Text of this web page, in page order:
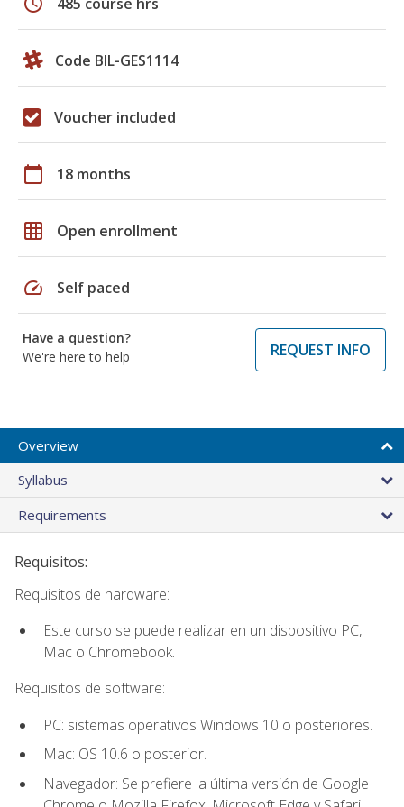
Code BIL-GES1114
Voucher included
calendar_today 18 months
grid_on Open enrollment
speed Self paced
Have a question?
We're here to help
REQUEST INFO
Overview
Syllabus
Requirements
Requisitos:
Requisitos de hardware:
Este curso se puede realizar en un dispositivo PC,
Mac o Chromebook.
Requisitos de software:
PC: sistemas operativos Windows 10 o posteriores.
Mac: OS 10.6 o posterior.
Navegador: Se prefiere la última versión de Google